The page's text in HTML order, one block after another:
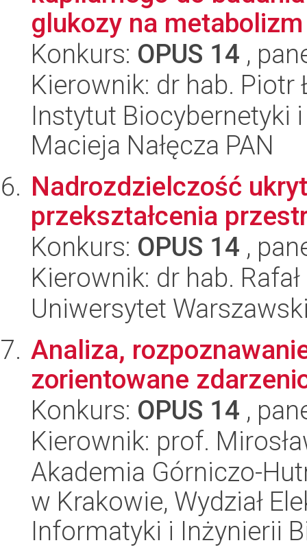
glukozy na
Konkurs: OPUS 14 ,
Kierownik: dr hab. Piotr
Instytut Biocybernetyki
Macieja Nałęcza PAN
Nadrozdzielczość
przekształcenia
Konkurs: OPUS 14 ,
Kierownik: dr hab.
Uniwersytet
Analiza,
zorientowane
Konkurs: OPUS 14 ,
Kierownik: prof.
Akademia Górniczo-
w Krakowie, Wydział
Informatyki i Inżynierii